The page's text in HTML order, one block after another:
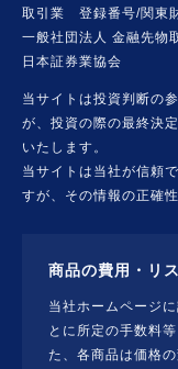
取引業 登録番号/関東
一般社団法人 金融先
日本証券業協会
当サイトは投資判断の
が、投資の際の最終決
いたします。
当サイトは当社が信頼
すが、その情報の正確
商品の費用・リ
当社ホームページ
とに所定の手数料
た、各商品は価格